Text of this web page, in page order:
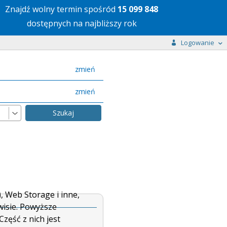
Znajdź wolny termin spośród 15 099 848
dostępnych na najbliższy rok
Logowanie
zmień
miasto
zmień
specjalizację
Web Storage i inne,
Powyższe
z nich jest